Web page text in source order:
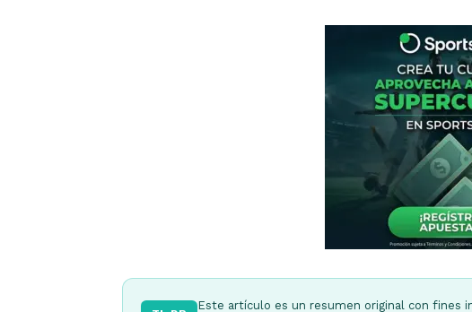
Este artículo es un resumen original con fines